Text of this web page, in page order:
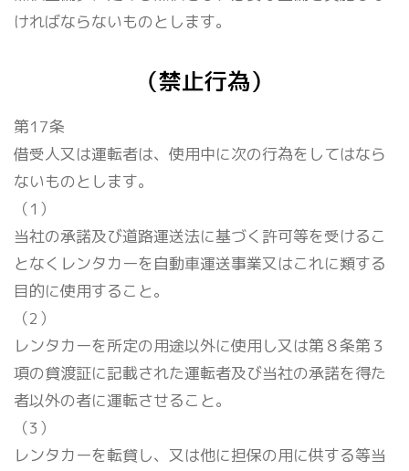
ければならないものとします。
（禁止行為）
第17条
借受人又は運転者は、使用中に次の行為をしてはなら
ないものとします。
（1）
当社の承諾及び道路運送法に基づく許可等を受けるこ
となくレンタカーを自動車運送事業又はこれに類する
目的に使用すること。
（2）
レンタカーを所定の用途以外に使用し又は第８条第３
項の貸渡証に記載された運転者及び当社の承諾を得た
者以外の者に運転させること。
（3）
レンタカーを転貸し、又は他に担保の用に供する等当